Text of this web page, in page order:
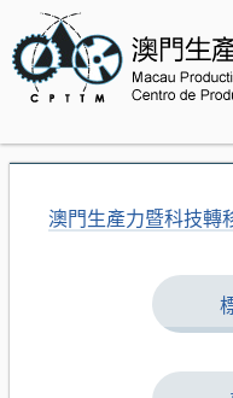
澳門生產力暨科技轉